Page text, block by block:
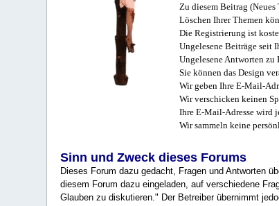
Zu diesem Beitrag (Neues
Löschen Ihrer Themen
Die Registrierung ist
Ungelesene Beiträge seit
Ungelesene Antworten zu
Sie können das Design
Wir geben Ihre E-Mail-
Wir verschicken keinen
Ihre E-Mail-Adresse wird
Wir sammeln keine
Sinn und Zweck dieses Forums
Dieses Forum dazu gedacht, Fragen und Antworten
diesem Forum dazu eingeladen, auf verschiedene
Glauben zu diskutieren." Der Betreiber übernimmt